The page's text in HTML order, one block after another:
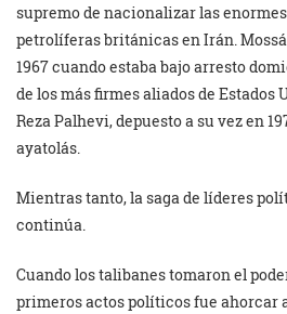
supremo de nacionalizar las
petrolíferas británicas en Irán.
1967 cuando estaba bajo arresto
de los más firmes aliados de Estados
Reza Palhevi, depuesto a su vez en
ayatolás.
Mientras tanto, la saga de líderes
continúa.
Cuando los talibanes tomaron el
primeros actos políticos fue ahorcar